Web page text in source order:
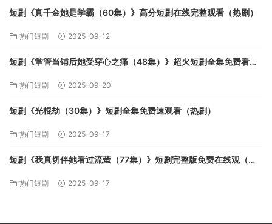
短剧《真千金她是学霸（60集）》高分短剧在线完整观看（热剧）
热门短剧 2025-09-12
短剧《掌管当铺后她受穿心之痛（48集）》超火短剧全集免费看
热门短剧 2025-09-20
短剧《光棍劫（30集）》短剧全集免费速观看（热剧）
热门短剧 2025-09-17
短剧《我真切伴她看过流萤（77集）》短剧完整版免费在线观（热
热门短剧 2025-09-17